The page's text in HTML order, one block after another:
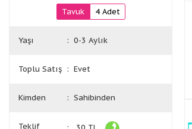
Tavuk 4 Adet
Yaşı : 0-3 Aylık
Toplu Satış : Evet
Kimden : Sahibinden
Teklif